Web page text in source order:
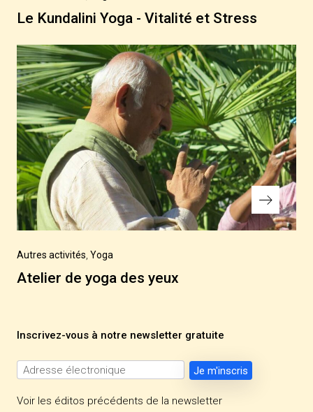
Post
Le Kundalini Yoga - Vitalité et Stress
Next
Post
Autres activités Yoga
Atelier de yoga des yeux
Inscrivez-vous à notre newsletter gratuite
Voir les éditos précédents de la newsletter